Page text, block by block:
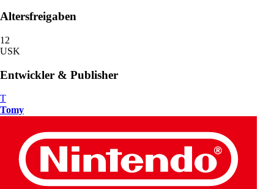
Altersfreigaben
12
USK
Entwickler & Publisher
T
Tomy